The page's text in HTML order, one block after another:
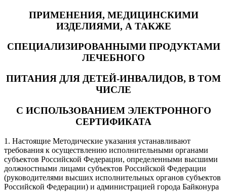
ПРИМЕНЕНИЯ, МЕДИЦИНСКИМИ
ИЗДЕЛИЯМИ, А ТАКЖЕ
СПЕЦИАЛИЗИРОВАННЫМИ ПРОДУКТАМИ
ЛЕЧЕБНОГО
ПИТАНИЯ ДЛЯ ДЕТЕЙ-ИНВАЛИДОВ, В ТОМ
ЧИСЛЕ
С ИСПОЛЬЗОВАНИЕМ ЭЛЕКТРОННОГО
СЕРТИФИКАТА
1. Настоящие Методические указания устанавливают
требования к осуществлению исполнительными органами
субъектов Российской Федерации, определенными высшими
должностными лицами субъектов Российской Федерации
(руководителями высших исполнительных органов субъектов
Российской Федерации) и администрацией города Байконура